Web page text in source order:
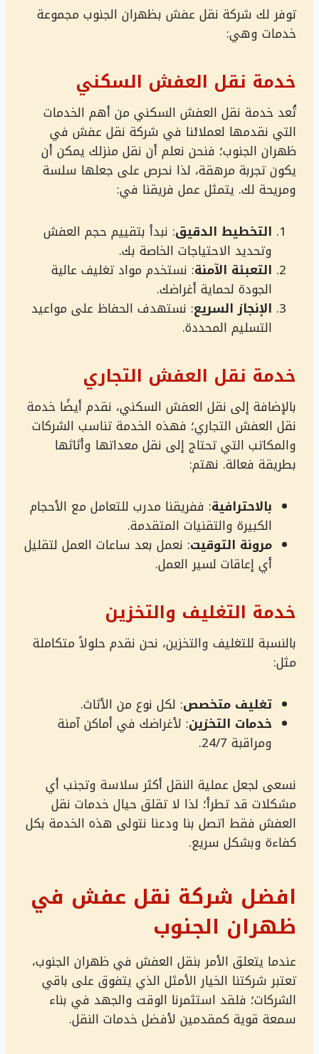
توفر لك شركة نقل عفش بظهران الجنوب مجموعة
خدمات وهي:
خدمة نقل العفش السكني
تُعد خدمة نقل العفش السكني من أهم الخدمات
التي نقدمها لعملائنا في شركة نقل عفش في
ظهران الجنوب؛ فنحن نعلم أن نقل منزلك يمكن أن
يكون تجربة مرهقة، لذا نحرص على جعلها سلسة
ومريحة لك. يتمثل عمل فريقنا في:
التخطيط الدقيق: نبدأ بتقييم حجم العفش
وتحديد الاحتياجات الخاصة بك.
التعبئة الآمنة: نستخدم مواد تغليف عالية
الجودة لحماية أغراضك.
الإنجاز السريع: نستهدف الحفاظ على مواعيد
التسليم المحددة.
خدمة نقل العفش التجاري
بالإضافة إلى نقل العفش السكني، نقدم أيضًا خدمة
نقل العفش التجاري؛ فهذه الخدمة تناسب الشركات
والمكاتب التي تحتاج إلى نقل معداتها وأثاثها
بطريقة فعالة. نهتم:
بالاحترافية: ففريقنا مدرب للتعامل مع الأحجام
الكبيرة والتقنيات المتقدمة.
مرونة التوقيت: نعمل بعد ساعات العمل لتقليل
أي إعاقات لسير العمل.
خدمة التغليف والتخزين
بالنسبة للتغليف والتخزين، نحن نقدم حلولاً متكاملة
مثل:
تغليف متخصص: لكل نوع من الأثاث.
خدمات التخزين: لأغراضك في أماكن آمنة
ومراقبة 24/7.
نسعى لجعل عملية النقل أكثر سلاسة وتجنب أي
مشكلات قد تطرأ؛ لذا لا تقلق حيال خدمات نقل
العفش فقط اتصل بنا ودعنا نتولى هذه الخدمة بكل
كفاءة وبشكل سريع.
افضل شركة نقل عفش في
ظهران الجنوب
عندما يتعلق الأمر بنقل العفش في ظهران الجنوب،
تعتبر شركتنا الخيار الأمثل الذي يتفوق على باقي
الشركات؛ فلقد استثمرنا الوقت والجهد في بناء
سمعة قوية كمقدمين لأفضل خدمات النقل.